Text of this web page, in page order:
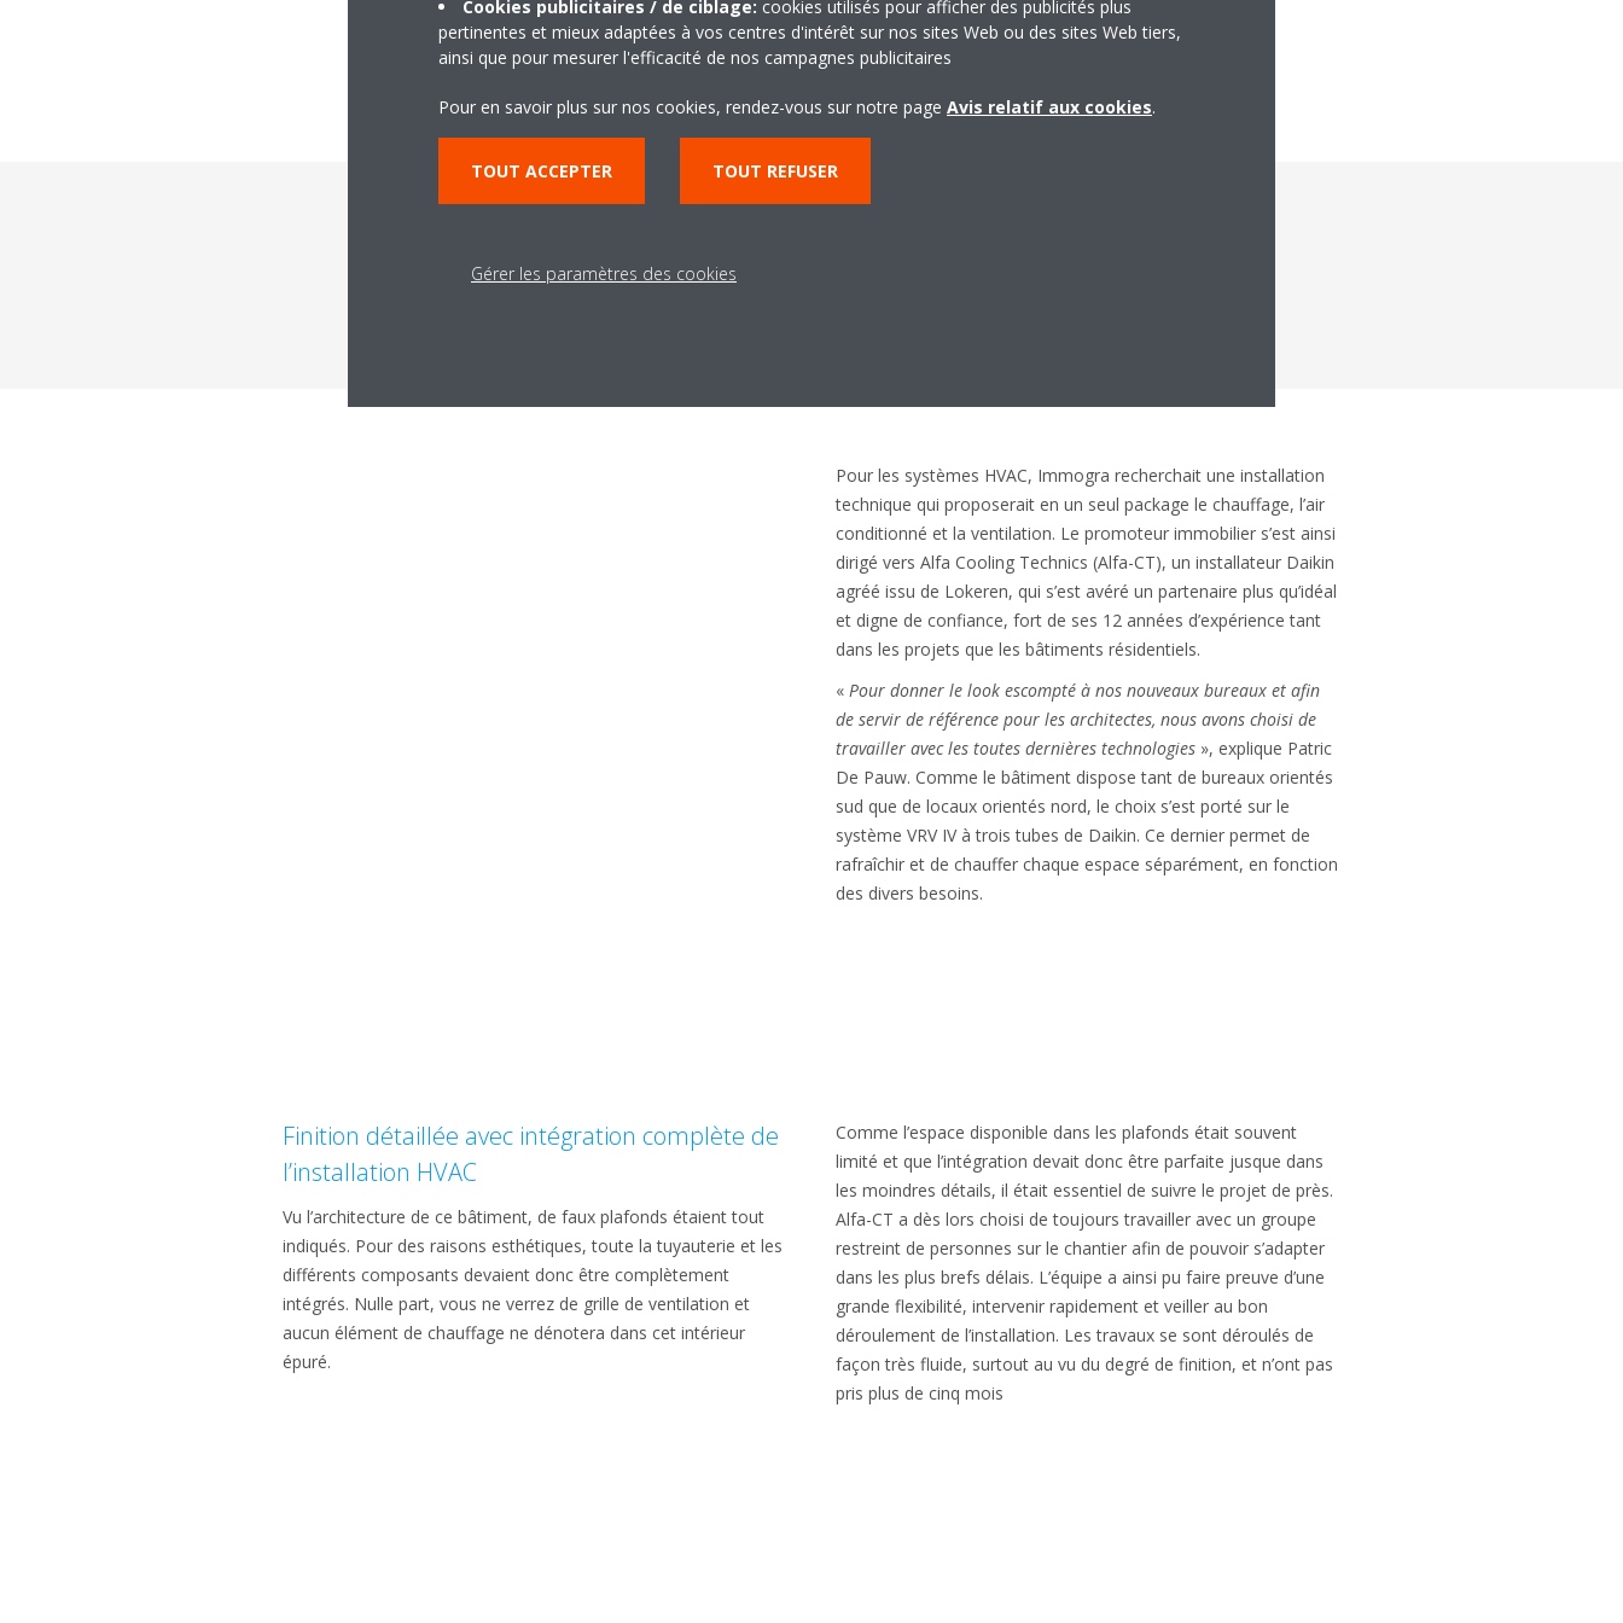
Un seul package pour l'HVAC
Pour les systèmes HVAC, Immogra recherchait une installation
technique qui proposerait en un seul package le chauffage, l’air
conditionné et la ventilation. Le promoteur immobilier s’est ainsi
dirigé vers Alfa Cooling Technics (Alfa-CT), un installateur Daikin
agréé issu de Lokeren, qui s’est avéré un partenaire plus qu’idéal
et digne de confiance, fort de ses 12 années d’expérience tant
dans les projets que les bâtiments résidentiels.
« Pour donner le look escompté à nos nouveaux bureaux et afin
de servir de référence pour les architectes, nous avons choisi de
travailler avec les toutes dernières technologies », explique Patric
De Pauw. Comme le bâtiment dispose tant de bureaux orientés
sud que de locaux orientés nord, le choix s’est porté sur le
système VRV IV à trois tubes de Daikin. Ce dernier permet de
rafraîchir et de chauffer chaque espace séparément, en fonction
des divers besoins.
Finition détaillée avec intégration complète de
l’installation HVAC
Vu l’architecture de ce bâtiment, de faux plafonds étaient tout
indiqués. Pour des raisons esthétiques, toute la tuyauterie et les
différents composants devaient donc être complètement
intégrés. Nulle part, vous ne verrez de grille de ventilation et
aucun élément de chauffage ne dénotera dans cet intérieur
épuré.
Comme l’espace disponible dans les plafonds était souvent
limité et que l’intégration devait donc être parfaite jusque dans
les moindres détails, il était essentiel de suivre le projet de près.
Alfa-CT a dès lors choisi de toujours travailler avec un groupe
restreint de personnes sur le chantier afin de pouvoir s’adapter
dans les plus brefs délais. L’équipe a ainsi pu faire preuve d’une
grande flexibilité, intervenir rapidement et veiller au bon
déroulement de l’installation. Les travaux se sont déroulés de
façon très fluide, surtout au vu du degré de finition, et n’ont pas
pris plus de cinq mois
Cookies publicitaires / de ciblage: cookies utilisés pour afficher des publicités plus
pertinentes et mieux adaptées à vos centres d'intérêt sur nos sites Web ou des sites Web tiers,
ainsi que pour mesurer l'efficacité de nos campagnes publicitaires
Pour en savoir plus sur nos cookies, rendez-vous sur notre page Avis relatif aux cookies.
TOUT ACCEPTER TOUT REFUSER
Gérer les paramètres des cookies